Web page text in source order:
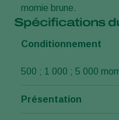
momie brune.
Spécifications
Conditionnement
500 ; 1 000 ; 5 000
Présentation